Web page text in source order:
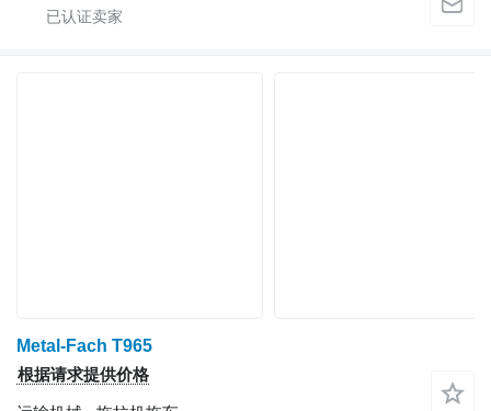
Metal-Fach T965
根据请求提供价格